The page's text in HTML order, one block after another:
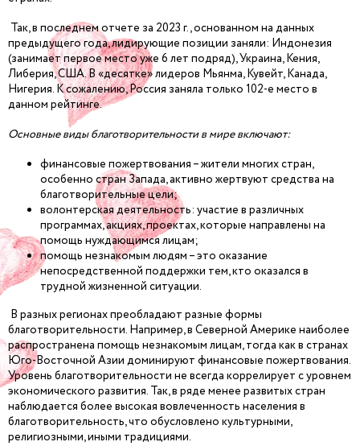
Так, в последнем отчете за 2023 г., основанном на данных
предыдущего года, лидирующие позиции заняли: Индонезия
(занимает первое место уже 6 лет подряд), Украина, Кения,
Либерия, США. В «десятке» лидеров Мьянма, Кувейт, Канада,
Нигерия. К сожалению, Россия заняла только 102-е место в
данном рейтинге.
Основные виды благотворительности в мире включают:
финансовые пожертвования – жители многих стран,
особенно стран Запада, активно жертвуют средства на
благотворительные цели;
волонтерская деятельность: участие в различных
программах, акциях, проектах, которые направлены на
помощь нуждающимся лицам;
помощь незнакомым людям – это оказание
непосредственной поддержки тем, кто оказался в
трудной жизненной ситуации.
В разных регионах преобладают разные формы
благотворительности. Например, в Северной Америке наиболее
распространена помощь незнакомым лицам, тогда как в странах
Юго-Восточной Азии доминируют финансовые пожертвования.
Уровень благотворительности не всегда коррелирует с уровнем
экономического развития. Так, в ряде менее развитых стран
наблюдается более высокая вовлеченность населения в
благотворительность, что обусловлено культурными,
религиозными, иными традициями.